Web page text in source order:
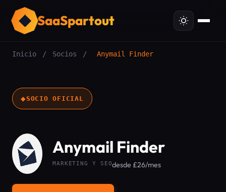
SaaSpartout
Inicio / Socios / Anymail Finder
◆SOCIO OFICIAL
Anymail Finder
MARKETING Y SEOdesde £26/mes